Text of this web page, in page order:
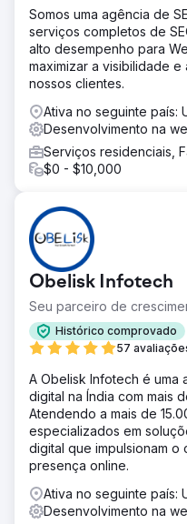
Solução
A Los Angeles SEO Inc.
de SEO e otimização de
Semrush: Reestruturou o
localização para atender
nacional; Otimizou o SEO
de recrutamento no
alcance nacional;
e os caminhos de
de leads; Utilizou a
Semrush para identificar
em escala.
Resultado
Após a implementação, a
crescimento mensurável
visibilidade orgânica em
classificação na primeira
alta intenção
doméstico e serviços
qualificados
o país; presença de
apoiando a geração de
um canal de aquisição
Colonial Agency.
Ir para a
Somos uma agência de
serviços completos de
alto desempenho para
maximizar a visibilidade
nossos clientes.
Ativa no seguinte país:
Desenvolvimento na
Serviços residenciais,
$0 - $10,000
Obelisk Infotech
Seu parceiro de
Histórico comprovado
57
A Obelisk Infotech é uma
digital na Índia com mais
Atendendo a mais de
especializados em
digital que impulsionam o
presença online.
Ativa no seguinte país:
Desenvolvimento na